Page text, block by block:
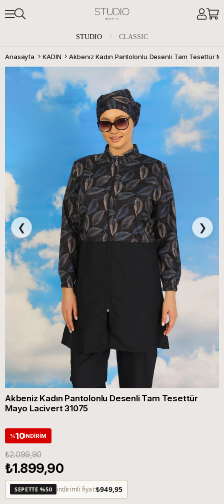
STUDIO / CLASSIC
Anasayfa KADIN
❮ ❯
Akbeniz Kadın Pantolonlu Desenli Tam Tesettür
Mayo Lacivert 31075
%10İNDIRIM
₺2.099,90
₺1.899,90
SEPETTE %50 indirimli fiyat:₺949,95